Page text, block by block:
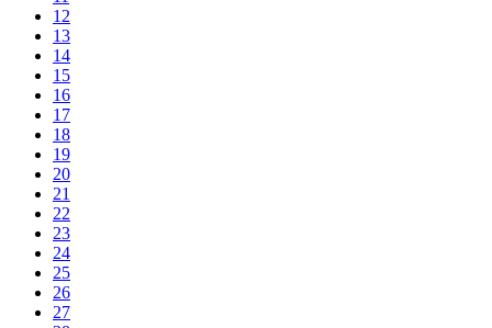
12
13
14
15
16
17
18
19
20
21
22
23
24
25
26
27